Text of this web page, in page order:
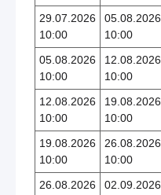
29.07.2026
10:00
05.08.2026
10:00
05.08.2026
10:00
12.08.2026
10:00
12.08.2026
10:00
19.08.2026
10:00
19.08.2026
10:00
26.08.2026
10:00
26.08.2026
02.09.2026